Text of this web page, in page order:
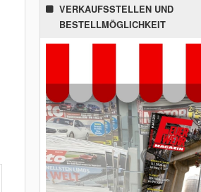
VERKAUFSSTELLEN UND
BESTELLMÖGLICHKEIT